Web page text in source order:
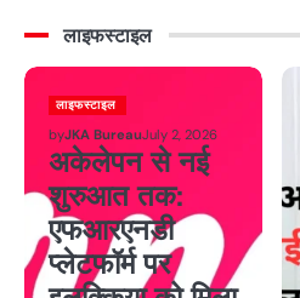
लाइफस्टाइल
लाइफस्टाइल
byJKA BureauJuly 2, 2026
अकेलेपन से नई
शुरुआत तक:
एफआरएनडी
प्लेटफॉर्म पर